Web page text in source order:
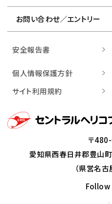
〒
愛知県西春日井郡豊山
（県営名古
Follow
お問い合わせ／エントリー
安全報告書
個人情報保護方針
サイト利用規約